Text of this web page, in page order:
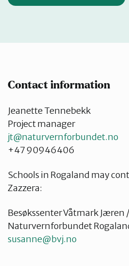
Contact information
Jeanette Tennebekk
Project manager
jt@naturvernforbundet.no
+47 90946406
Schools in Rogaland may
Zazzera:
Besøkssenter Våtmark Jæren /
Naturvernforbundet
susanne@bvj.no